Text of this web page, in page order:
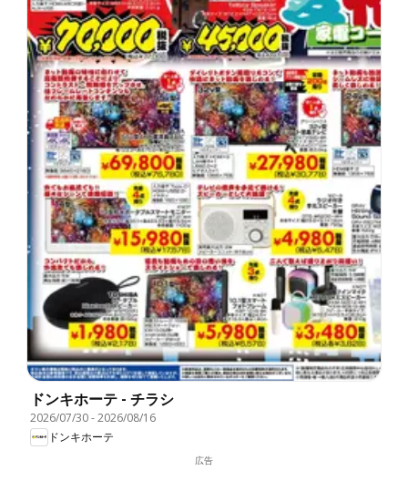
ドンキホーテ - チラシ
2026/07/30-2026/08/16
ドンキホーテ
広告